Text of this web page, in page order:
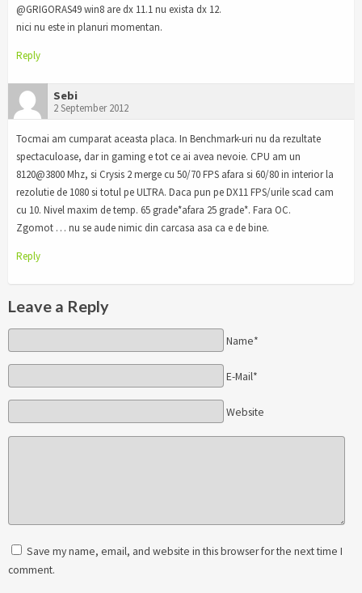
@GRIGORAS49 win8 are dx 11.1 nu exista dx 12.
nici nu este in planuri momentan.
Reply
Sebi
2 September 2012
Tocmai am cumparat aceasta placa. In Benchmark-uri nu da rezultate
spectaculoase, dar in gaming e tot ce ai avea nevoie. CPU am un
8120@3800 Mhz, si Crysis 2 merge cu 50/70 FPS afara si 60/80 in interior la
rezolutie de 1080 si totul pe ULTRA. Daca pun pe DX11 FPS/urile scad cam
cu 10. Nivel maxim de temp. 65 grade*afara 25 grade*. Fara OC.
Zgomot … nu se aude nimic din carcasa asa ca e de bine.
Reply
Leave a Reply
Name*
E-Mail*
Website
Save my name, email, and website in this browser for the next time I
comment.